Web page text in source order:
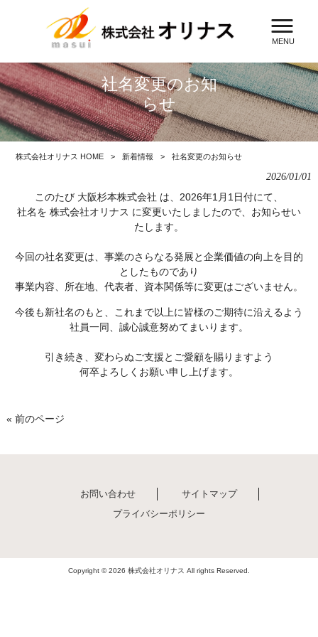
MENU
社名変更のお知
らせ
株式会社オリナス HOME > 新着情報 > 社名変更のお知らせ
2026/01/01
このたび 大阪杉本株式会社 は、2026年1月1日付にて、
社名を 株式会社オリナス に変更いたしましたので、お知らせい
たします。
今回の社名変更は、事業のさらなる発展と企業価値の向上を目的
としたものであり
事業内容、所在地、代表者、資本関係等に変更はございません。
今後も新社名のもと、これまで以上に皆様のご期待に沿えるよう
社員一同、誠心誠意努めてまいります。
引き続き、変わらぬご支援とご愛顧を賜りますよう
何卒よろしくお願い申し上げます。
« 前のページ
お問い合わせ
サイトマップ
プライバシーポリシー
Copyright © 2026 株式会社オリナス All rights Reserved.